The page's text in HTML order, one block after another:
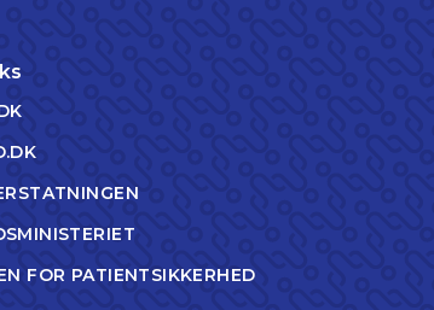
FOR PATIENTSIKKERHED